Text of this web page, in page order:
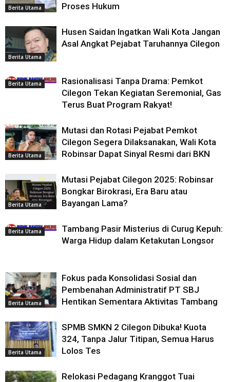
Berita Utama
Proses Hukum
Berita Utama
Husen Saidan Ingatkan Wali Kota Jangan
Asal Angkat Pejabat Taruhannya Cilegon
Berita Utama
Rasionalisasi Tanpa Drama: Pemkot
Cilegon Tekan Kegiatan Seremonial, Gas
Terus Buat Program Rakyat!
Berita Utama
Mutasi dan Rotasi Pejabat Pemkot
Cilegon Segera Dilaksanakan, Wali Kota
Robinsar Dapat Sinyal Resmi dari BKN
Berita Utama
Mutasi Pejabat Cilegon 2025: Robinsar
Bongkar Birokrasi, Era Baru atau
Bayangan Lama?
Berita Utama
Tambang Pasir Misterius di Curug Kepuh:
Warga Hidup dalam Ketakutan Longsor
Berita Utama
Fokus pada Konsolidasi Sosial dan
Pembenahan Administratif PT SBJ
Hentikan Sementara Aktivitas Tambang
Berita Utama
SPMB SMKN 2 Cilegon Dibuka! Kuota
324, Tanpa Jalur Titipan, Semua Harus
Lolos Tes
Relokasi Pedagang Kranggot Tuai